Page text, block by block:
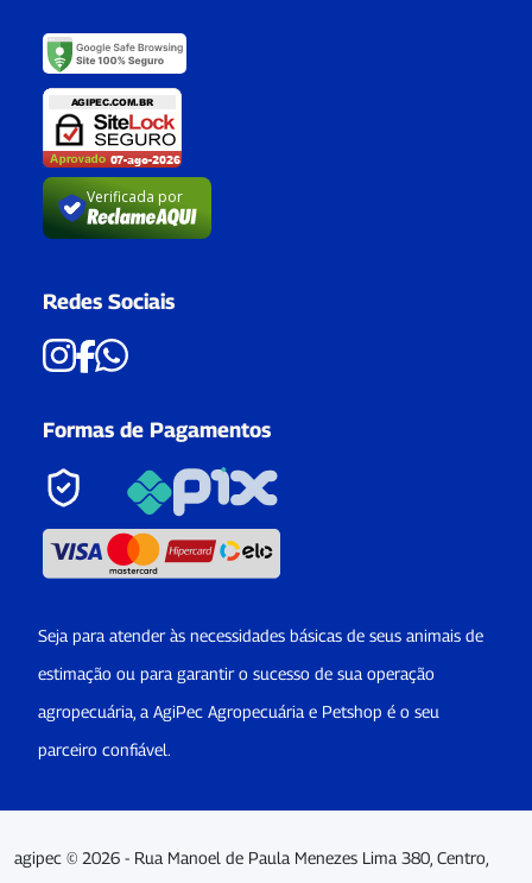
Verificada por
Redes Sociais
Formas de Pagamentos
Seja para atender às necessidades básicas de seus animais de
estimação ou para garantir o sucesso de sua operação
agropecuária, a AgiPec Agropecuária e Petshop é o seu
parceiro confiável.
agipec © 2026 - Rua Manoel de Paula Menezes Lima 380, Centro,